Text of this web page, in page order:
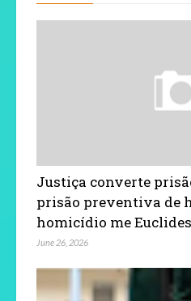
Justiça converte
prisão preventiva de
homicídio me
June 26, 2026